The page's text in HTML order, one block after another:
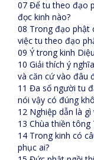
07 Để tu theo đạo
đọc kinh nào?
08 Trong đạo phật
việc tu theo đạo
09 Ý trong kinh
10 Giải thích ý
và căn cứ vào đâu
11 Đa số người tu
nói vậy có đúng
12 Nghiệp dẫn là
13 Chùa thiền tông
14 Trong kinh có
phục ai?